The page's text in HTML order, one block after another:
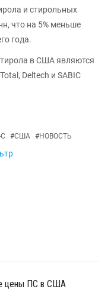
и стирольных
что на 5% меньше
года.
в США являются
Deltech и SABIC
#США #НОВОСТЬ
цены ПС в США